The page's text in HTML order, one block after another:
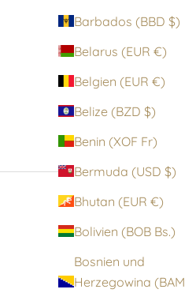
Barbados (BBD $)
Belarus (EUR €)
Belgien (EUR €)
Belize (BZD $)
Benin (XOF Fr)
Bermuda (USD $)
Bhutan (EUR €)
Bolivien (BOB Bs.)
Bosnien und
Herzegowina (BAM
BONNIE BODY